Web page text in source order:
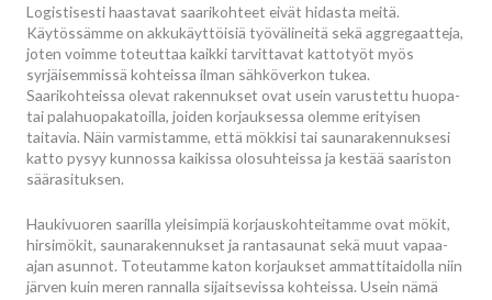
Logistisesti haastavat saarikohteet eivät hidasta meitä.
Käytössämme on akkukäyttöisiä työvälineitä sekä aggregaatteja,
joten voimme toteuttaa kaikki tarvittavat kattotyöt myös
syrjäisemmissä kohteissa ilman sähköverkon tukea.
Saarikohteissa olevat rakennukset ovat usein varustettu huopa-
tai palahuopakatoilla, joiden korjauksessa olemme erityisen
taitavia. Näin varmistamme, että mökkisi tai saunarakennuksesi
katto pysyy kunnossa kaikissa olosuhteissa ja kestää saariston
säärasituksen.
Haukivuoren saarilla yleisimpiä korjauskohteitamme ovat mökit,
hirsimökit, saunarakennukset ja rantasaunat sekä muut vapaa-
ajan asunnot. Toteutamme katon korjaukset ammattitaidolla niin
järven kuin meren rannalla sijaitsevissa kohteissa. Usein nämä